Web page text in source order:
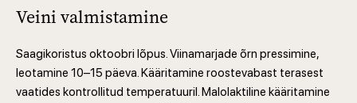
Veini valmistamine
Saagikoristus oktoobri lõpus. Viinamarjade õrn pressimine,
leotamine 10–15 päeva. Kääritamine roostevabast terasest
vaatides kontrollitud temperatuuril. Malolaktiline kääritamine